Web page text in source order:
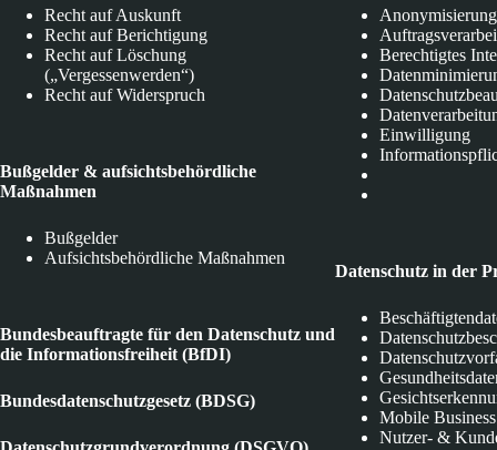
Recht auf Auskunft
Recht auf Berichtigung
Recht auf Löschung
(„Vergessenwerden“)
Recht auf Widerspruch
Bußgelder & aufsichtsbehördliche
Maßnahmen
Bußgelder
Aufsichtsbehördliche Maßnahmen
Bundesbeauftragte für den Datenschutz und
die Informationsfreiheit (BfDI)
Bundesdatenschutzgesetz (BDSG)
Berechtigtes
Einwilligung
Datenschutz in der
Mobile Business
Nutzer- &